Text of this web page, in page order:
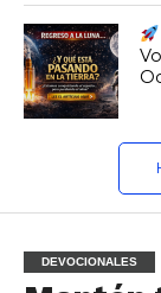
DEVOCIONALES